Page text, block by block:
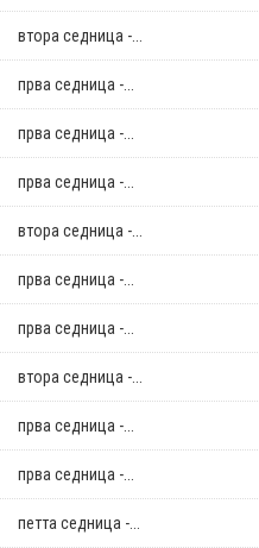
втора седница -...
прва седница -...
прва седница -...
прва седница -...
втора седница -...
прва седница -...
прва седница -...
втора седница -...
прва седница -...
прва седница -...
петта седница -...